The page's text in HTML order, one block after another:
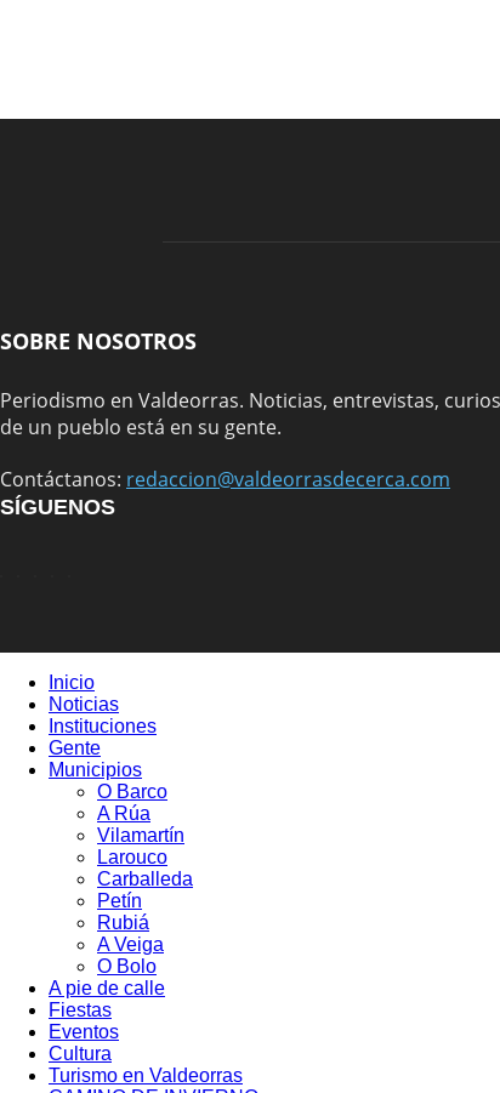
SOBRE NOSOTROS
Periodismo en Valdeorras. Noticias, entrevistas,
de un pueblo está en su gente.
Contáctanos: redaccion@valdeorrasdecerca.com
SÍGUENOS
Inicio
Noticias
Instituciones
Gente
Municipios
O Barco
A Rúa
Vilamartín
Larouco
Carballeda
Petín
Rubiá
A Veiga
O Bolo
A pie de calle
Fiestas
Eventos
Cultura
Turismo en Valdeorras